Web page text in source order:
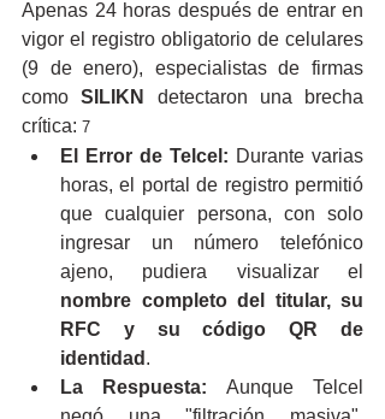
Apenas 24 horas después de entrar en
vigor el registro obligatorio de celulares
(9 de enero), especialistas de firmas
como SILIKN
detectaron una brecha
crítica: 7
El Error de Telcel: Durante varias
horas, el portal de registro permitió
que cualquier persona, con solo
ingresar un número telefónico
nombre completo del titular, su
RFC y su código QR de
identidad .
La Respuesta: Aunque Telcel